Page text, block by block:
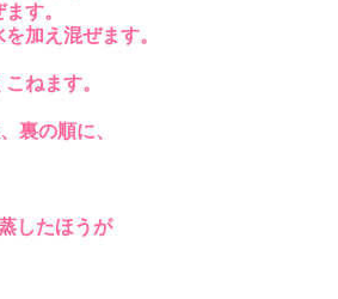
す。
加え混ぜます。
ねます。
裏の順に、
したほうが